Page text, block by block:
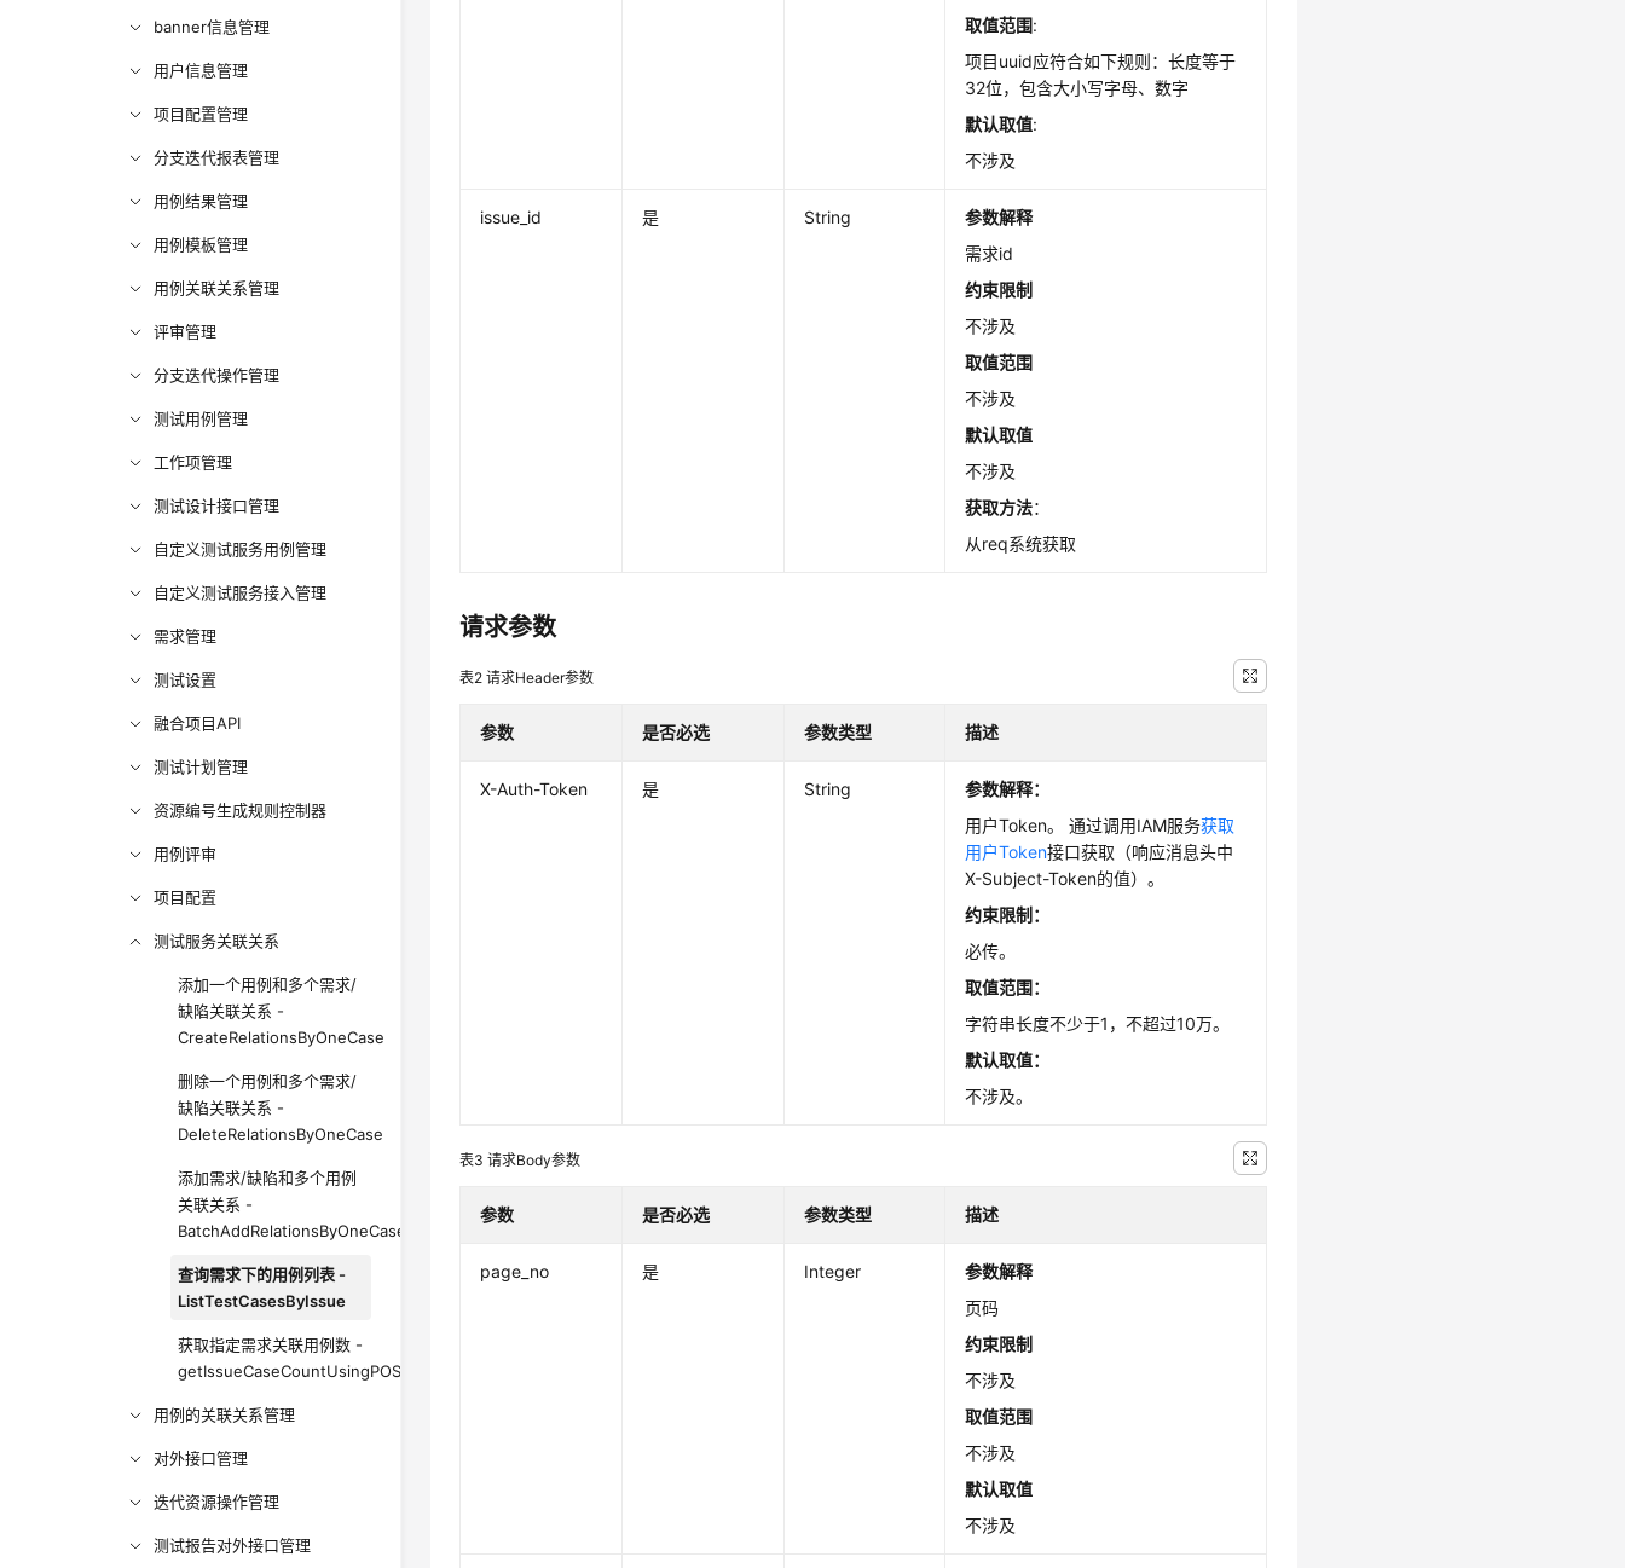
banner信息管理
用户信息管理
项目配置管理
分支迭代报表管理
用例结果管理
用例模板管理
用例关联关系管理
评审管理
分支迭代操作管理
测试用例管理
工作项管理
测试设计接口管理
自定义测试服务用例管理
自定义测试服务接入管理
需求管理
测试设置
融合项目API
测试计划管理
资源编号生成规则控制器
用例评审
项目配置
测试服务关联关系
添加一个用例和多个需求/
缺陷关联关系 -
CreateRelationsByOneCase
删除一个用例和多个需求/
缺陷关联关系 -
DeleteRelationsByOneCase
添加需求/缺陷和多个用例
关联关系 -
BatchAddRelationsByOneCase
查询需求下的用例列表 -
ListTestCasesByIssue
获取指定需求关联用例数 -
getIssueCaseCountUsingPOST
用例的关联关系管理
对外接口管理
迭代资源操作管理
测试报告对外接口管理
取值范围:
项目uuid应符合如下规则：长度等于
32位，包含大小写字母、数字
默认取值:
不涉及
issue_id 是 String
参数解释
需求id
约束限制
不涉及
取值范围
不涉及
默认取值
不涉及
获取方法：
从req系统获取
请求参数
表2请求Header参数
参数 是否必选 参数类型 描述
X-Auth-Token 是 String
参数解释：
用户Token。 通过调用IAM服务获取
用户Token接口获取（响应消息头中
X-Subject-Token的值）。
约束限制：
必传。
取值范围：
字符串长度不少于1，不超过10万。
默认取值：
不涉及。
表3请求Body参数
参数 是否必选 参数类型 描述
page_no 是 Integer
参数解释
页码
约束限制
不涉及
取值范围
不涉及
默认取值
不涉及